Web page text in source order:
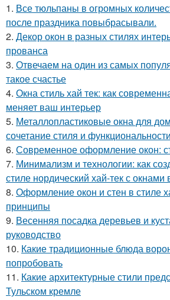
1. Все тюльпаны в огромных
после праздника повыбрасывали.
2. Декор окон в разных стилях
прованса
3. Отвечаем на один из самых
такое счастье
4. Окна стиль хай тек: как
меняет ваш интерьер
5. Металлопластиковые окна для
сочетание стиля и функциональности
6. Современное оформление окон:
7. Минимализм и технологии: как
стиле нордический хай-тек с окнами
8. Оформление окон и стен в стиле
принципы
9. Весенняя посадка деревьев и
руководство
10. Какие традиционные блюда
попробовать
11. Какие архитектурные стили
Тульском кремле